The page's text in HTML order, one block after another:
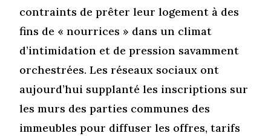
contraints de prêter leur logement à des
fins de « nourrices » dans un climat
d’intimidation et de pression savamment
orchestrées. Les réseaux sociaux ont
aujourd’hui supplanté les inscriptions sur
les murs des parties communes des
immeubles pour diffuser les offres, tarifs